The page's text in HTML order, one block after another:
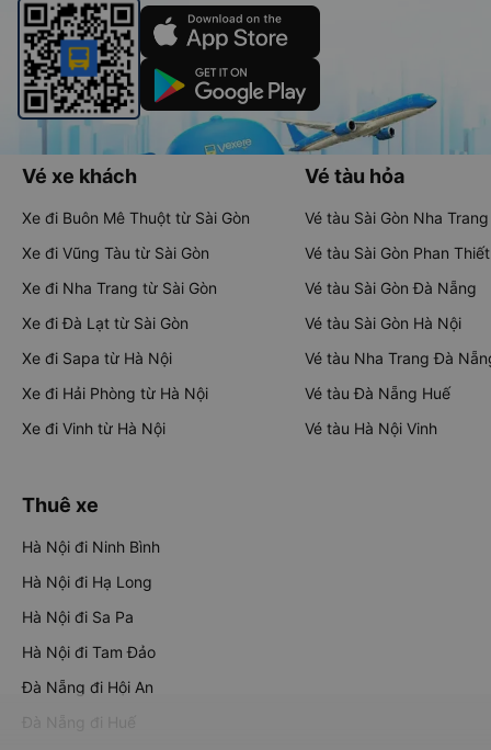
Vé xe khách
Xe đi Buôn Mê Thuột từ Sài Gòn
Xe đi Vũng Tàu từ Sài Gòn
Xe đi Nha Trang từ Sài Gòn
Xe đi Đà Lạt từ Sài Gòn
Xe đi Sapa từ Hà Nội
Xe đi Hải Phòng từ Hà Nội
Xe đi Vinh từ Hà Nội
Vé tàu hỏa
Vé tàu Sài Gòn Nha Trang
Vé tàu Sài Gòn Phan Thiết
Vé tàu Sài Gòn Đà Nẵng
Vé tàu Sài Gòn Hà Nội
Vé tàu Nha Trang Đà
Vé tàu Đà Nẵng Huế
Vé tàu Hà Nội Vinh
Thuê xe
Hà Nội đi Ninh Bình
Hà Nội đi Hạ Long
Hà Nội đi Sa Pa
Hà Nội đi Tam Đảo
Đà Nẵng đi Hội An
Đà Nẵng đi Huế